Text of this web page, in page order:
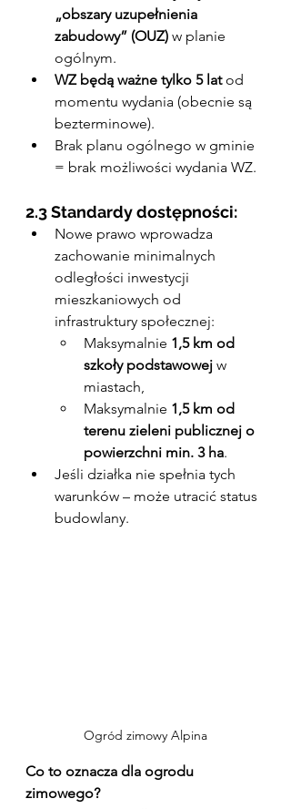
„obszary uzupełnienia
zabudowy” (OUZ) w planie
ogólnym.
WZ będą ważne tylko 5 lat od
momentu wydania (obecnie są
bezterminowe).
Brak planu ogólnego w gminie
= brak możliwości wydania WZ.
2.3 Standardy dostępności:
Nowe prawo wprowadza
zachowanie minimalnych
odległości inwestycji
mieszkaniowych od
infrastruktury społecznej:
Maksymalnie 1,5 km od
szkoły podstawowej w
miastach,
Maksymalnie 1,5 km od
terenu zieleni publicznej o
powierzchni min. 3 ha.
Jeśli działka nie spełnia tych
warunków – może utracić status
budowlany.
Ogród zimowy Alpina
Co to oznacza dla ogrodu
zimowego?